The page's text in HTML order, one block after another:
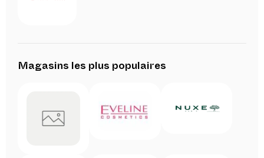
Magasins les plus populaires